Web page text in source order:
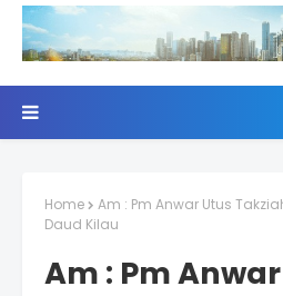
Home
Am : Pm Anwar Utus
Daud Kilau
Am : Pm